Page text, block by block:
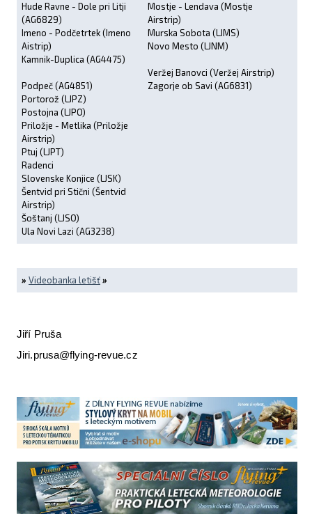
Hude Ravne - Dole pri Litji
(AG6829)
Imeno - Podčetrtek (Imeno
Aistrip)
Kamnik-Duplica (AG4475)
Podpeč (AG4851)
Portorož (LJPZ)
Postojna (LJPO)
Priložje - Metlika (Priložje
Airstrip)
Ptuj (LJPT)
Radenci
Slovenske Konjice (LJSK)
Šentvid pri Stični (Šentvid
Airstrip)
Šoštanj (LJSO)
Ula Novi Lazi (AG3238)
Mostje - Lendava (Mostje
Airstrip)
Murska Sobota (LJMS)
Novo Mesto (LJNM)
Veržej Banovci (Veržej Airstrip)
Zagorje ob Savi (AG6831)
» Videobanka letišť»
Jiří Pruša
Jiri.prusa@flying-revue.cz